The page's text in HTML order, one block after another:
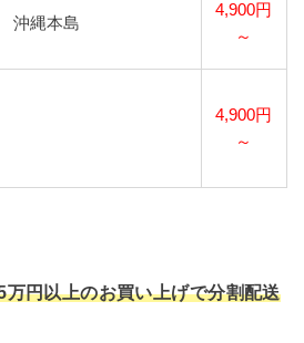
沖縄本島
4,900円
～
4,900円
～
万円以上のお買い上げで分割配送